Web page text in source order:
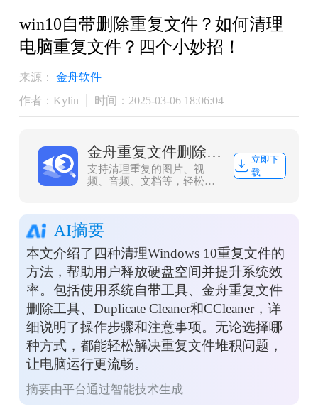
win10自带删除重复文件？如何清理
电脑重复文件？四个小妙招！
来源：
金舟软件
作者：Kylin
时间：2025-03-06 18:06:04
金舟重复文件删除工具
支持清理重复的图片、视
频、音频、文档等，轻松便
立即下
载
AI摘要
本文介绍了四种清理Windows 10重复文件的
方法，帮助用户释放硬盘空间并提升系统效
率。包括使用系统自带工具、金舟重复文件
删除工具、Duplicate Cleaner和CCleaner，详
细说明了操作步骤和注意事项。无论选择哪
种方式，都能轻松解决重复文件堆积问题，
让电脑运行更流畅。
摘要由平台通过智能技术生成